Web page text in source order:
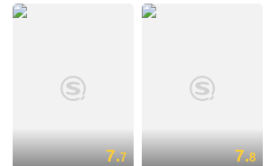
7.7 7.8